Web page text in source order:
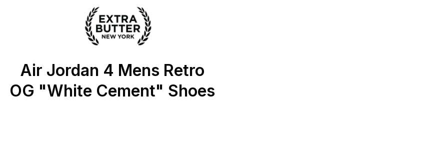
Air Jordan 4 Mens Retro
OG "White Cement" Shoes